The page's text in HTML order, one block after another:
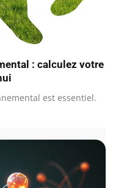
: calculez votre
est essentiel.